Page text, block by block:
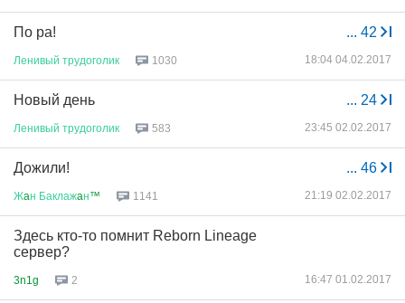
... 42
По ра!
Ленивый трудоголик 1030 18:04 04.02.2017
... 24
Новый день
Ленивый трудоголик 583 23:45 02.02.2017
... 46
Дожили!
Жaн Баклажaн™ 1141 21:19 02.02.2017
Здесь кто-то помнит Reborn Lineage
сервер?
3n1g 2 16:47 01.02.2017